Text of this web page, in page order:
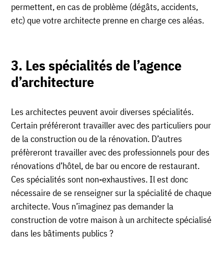
permettent, en cas de problème (dégâts, accidents,
etc) que votre architecte prenne en charge ces aléas.
3. Les spécialités de l’agence
d’architecture
Les architectes peuvent avoir diverses spécialités.
Certain préféreront travailler avec des particuliers pour
de la construction ou de la rénovation. D’autres
préfèreront travailler avec des professionnels pour des
rénovations d’hôtel, de bar ou encore de restaurant.
Ces spécialités sont non-exhaustives. Il est donc
nécessaire de se renseigner sur la spécialité de chaque
architecte. Vous n’imaginez pas demander la
construction de votre maison à un architecte spécialisé
dans les bâtiments publics ?